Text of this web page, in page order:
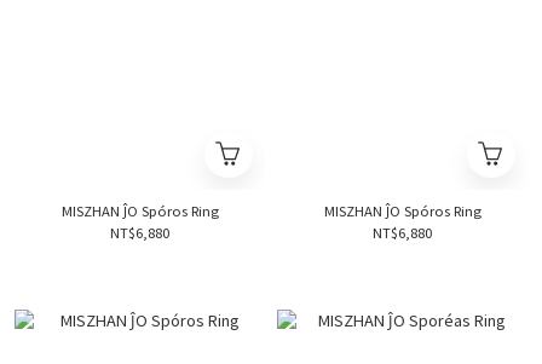
MISZHAN ĴO Spóros Ring
NT$6,880
MISZHAN ĴO Spóros Ring
NT$6,880